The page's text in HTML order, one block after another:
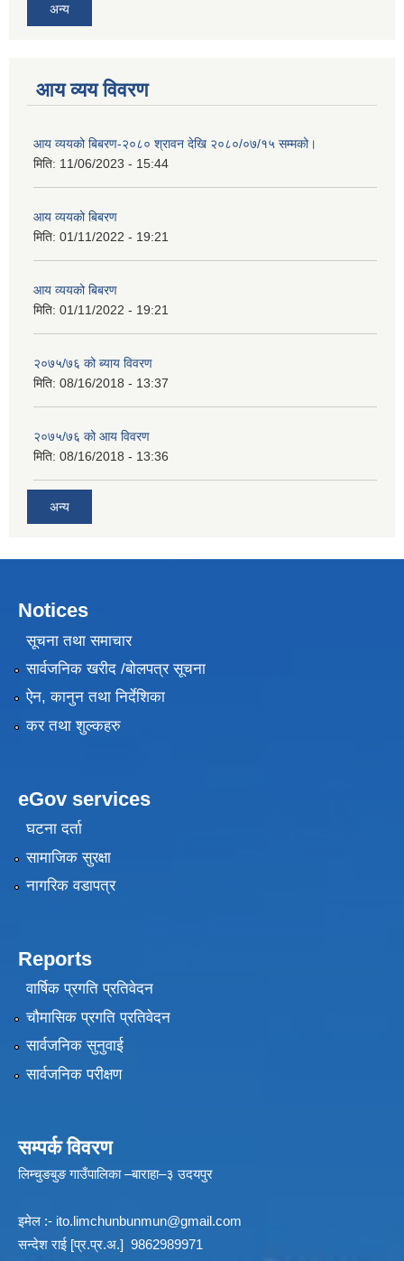
अन्य
आय व्यय विवरण
आय व्ययको बिबरण-२०८० श्रावन देखि २०८०/०७/१५ सम्मको।
मिति: 11/06/2023 - 15:44
आय व्ययको बिबरण
मिति: 01/11/2022 - 19:21
आय व्ययको बिबरण
मिति: 01/11/2022 - 19:21
२०७५/७६ को ब्याय विवरण
मिति: 08/16/2018 - 13:37
२०७५/७६ को आय विवरण
मिति: 08/16/2018 - 13:36
अन्य
Notices
सूचना तथा समाचार
सार्वजनिक खरीद /बोलपत्र सूचना
ऐन, कानुन तथा निर्देशिका
कर तथा शुल्कहरु
eGov services
घटना दर्ता
सामाजिक सुरक्षा
नागरिक वडापत्र
Reports
वार्षिक प्रगति प्रतिवेदन
चौमासिक प्रगति प्रतिवेदन
सार्वजनिक सुनुवाई
सार्वजनिक परीक्षण
सम्पर्क विवरण
लिम्चुङबुङ गाउँपालिका –बाराहा–३ उदयपुर
इमेल :- ito.limchunbunmun@gmail.com
सन्देश राई [प्र.प्र.अ.] 9862989971